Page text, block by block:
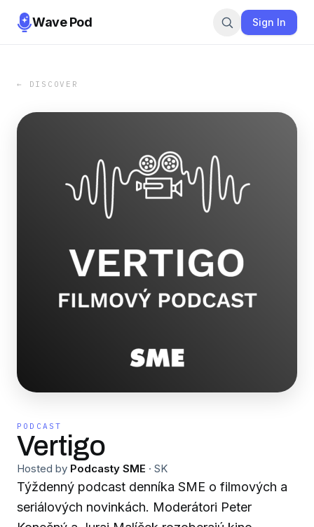
Wave Pod Sign In
← DISCOVER
PODCAST
Vertigo
Hosted by Podcasty SME · SK
Týždenný podcast denníka SME o filmových a
seriálových novinkách. Moderátori Peter